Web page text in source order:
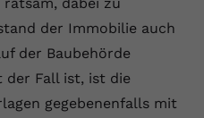
der Immobilie auch
der Baubehörde
der Fall ist, ist die
gegebenenfalls mit
devices